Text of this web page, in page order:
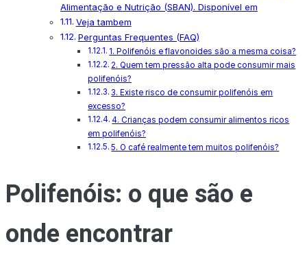
Alimentação e Nutrição (SBAN). Disponível em
Veja tambem
Perguntas Frequentes (FAQ)
1. Polifenóis e flavonoides são a mesma coisa?
2. Quem tem pressão alta pode consumir mais
polifenóis?
3. Existe risco de consumir polifenóis em
excesso?
4. Crianças podem consumir alimentos ricos
em polifenóis?
5. O café realmente tem muitos polifenóis?
Polifenóis: o que são e
onde encontrar